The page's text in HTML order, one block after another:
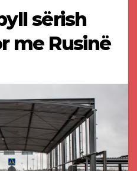
sërish
me Rusinë